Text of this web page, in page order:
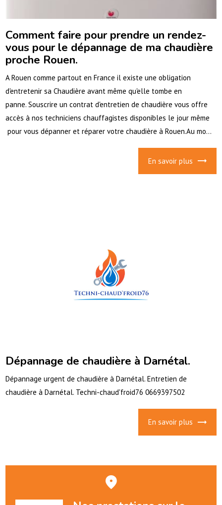
Comment faire pour prendre un rendez-
vous pour le dépannage de ma chaudière
proche Rouen.
A Rouen comme partout en France il existe une obligation
d'entretenir sa Chaudière avant même qu'elle tombe en
panne. Souscrire un contrat d'entretien de chaudière vous offre
accès à nos techniciens chauffagistes disponibles le jour même
pour vous dépanner et réparer votre chaudière à Rouen.Au mo...
En savoir plus
Dépannage de chaudière à Darnétal.
Dépannage urgent de chaudière à Darnétal. Entretien de
chaudière à Darnétal. Techni-chaud'froid76 0669397502
En savoir plus